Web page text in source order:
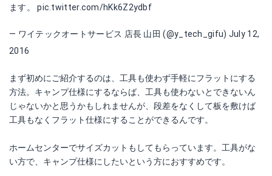
ます。pic.twitter.com/hKk6Z2ydbf
— ワイテックオートサービス 店長 山田 (@y_tech_gifu) July 12,
2016
まず初めにご紹介するのは、工具も使わず手軽にフラットにする
方法。キャンプ仕様にするならば、工具も使わないとできないん
じゃないかと思うかもしれませんが、段差をなくして板を敷けば
工具もなくフラット仕様にすることができるんです。
ホームセンターでサイズカットもしてもらっています。工具がな
い方で、キャンプ仕様にしたいという方におすすめです。